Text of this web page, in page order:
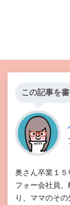
この記事を
奥さん卒業１
フォー会社員
り、ママのそ